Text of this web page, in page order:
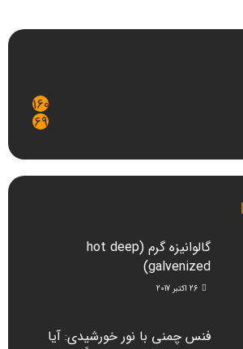
160
69
گالوانیزه گرم (hot deep
galvenized)
26 اکتبر 2017
فنس چمنی با نور خورشیدی: آیا